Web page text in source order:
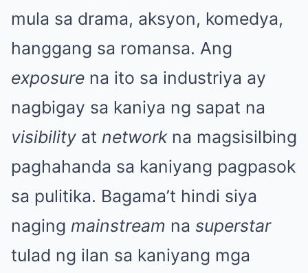
mula sa drama, aksyon, komedya,
hanggang sa romansa. Ang
exposure na ito sa industriya ay
nagbigay sa kaniya ng sapat na
visibility at networkna magsisilbing
paghahanda sa kaniyang pagpasok
sa pulitika. Bagama’t hindi siya
naging mainstream na superstar
tulad ng ilan sa kaniyang mga